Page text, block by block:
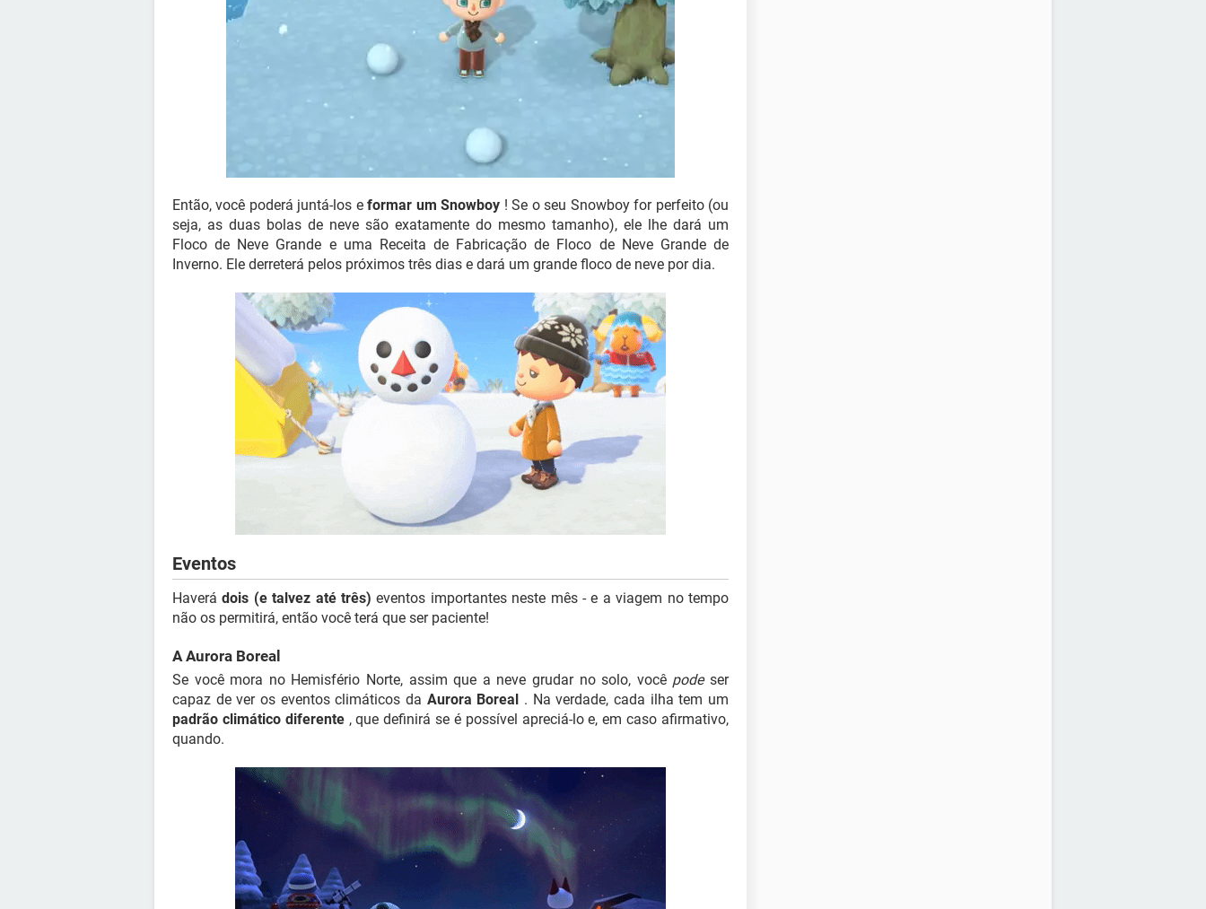
Então, você poderá juntá-los eformar um Snowboy ! Se o seu Snowboy for perfeito (ou
seja, as duas bolas de neve são exatamente do mesmo tamanho), ele lhe dará um
Floco de Neve Grande e uma Receita de Fabricação de Floco de Neve Grande de
Inverno. Ele derreterá pelos próximos três dias e dará um grande floco de neve por dia.
Eventos
Haverádois (e talvez até três) eventos importantes neste mês - e a viagem no tempo
não os permitirá, então você terá que ser paciente!
A Aurora Boreal
Se você mora no Hemisfério Norte, assim que a neve grudar no solo, você podeser
capaz de ver os eventos climáticos da Aurora Boreal . Na verdade, cada ilha tem um
padrão climático diferente, que definirá se é possível apreciá-lo e, em caso afirmativo,
quando.